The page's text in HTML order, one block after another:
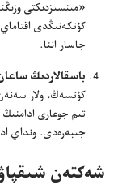
«مىنسىزدىكتى
جاسار اننا.‏
باسقالاردىڭ
كۇ‌تسە‌ڭ،‏ ولار
تىم جوعارى
جىبە‌رە‌دى.‏ ونداي
شە‌كتە‌ن